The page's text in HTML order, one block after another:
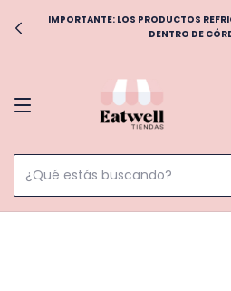
IMPORTANTE: LOS PRODUCTOS
DENTRO DE